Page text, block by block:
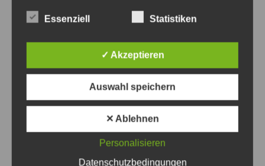
Das Moderationsteam Ina Rust und Torsten Zemke
zusammen mit Grund-Mitarbeiter Frank Rose (v.li.) vor
dem Veranstaltungsort in der Everner Straße - Foto: Hof
Essenziell Statistiken
✓ Akzeptieren
Auswahl speichern
✕ Ablehnen
Personalisieren
Datenschutzbedingungen